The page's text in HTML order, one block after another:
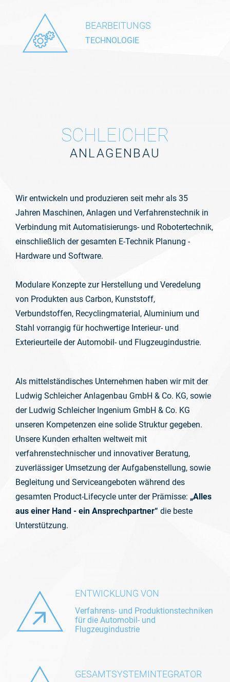
BEARBEITUNGS
TECHNOLOGIE
SCHLEICHER
ANLAGENBAU
Wir entwickeln und produzieren seit mehr als 35
Jahren Maschinen, Anlagen und Verfahrenstechnik in
Verbindung mit Automatisierungs- und Robotertechnik,
einschließlich der gesamten E-Technik Planung -
Hardware und Software.
Modulare Konzepte zur Herstellung und Veredelung
von Produkten aus Carbon, Kunststoff,
Verbundstoffen, Recyclingmaterial, Aluminium und
Stahl vorrangig für hochwertige Interieur- und
Exterieurteile der Automobil- und Flugzeugindustrie.
Als mittelständisches Unternehmen haben wir mit der
Ludwig Schleicher Anlagenbau GmbH & Co. KG, sowie
der Ludwig Schleicher Ingenium GmbH & Co. KG
unseren Kompetenzen eine solide Struktur gegeben.
Unsere Kunden erhalten weltweit mit
verfahrenstechnischer und innovativer Beratung,
zuverlässiger Umsetzung der Aufgabenstellung, sowie
Begleitung und Serviceangeboten während des
gesamten Product-Lifecycle unter der Prämisse: „Alles
aus einer Hand - ein Ansprechpartner“ die beste
Unterstützung.
ENTWICKLUNG VON
Verfahrens- und Produktionstechniken
für die Automobil- und
Flugzeugindustrie
GESAMTSYSTEMINTEGRATOR